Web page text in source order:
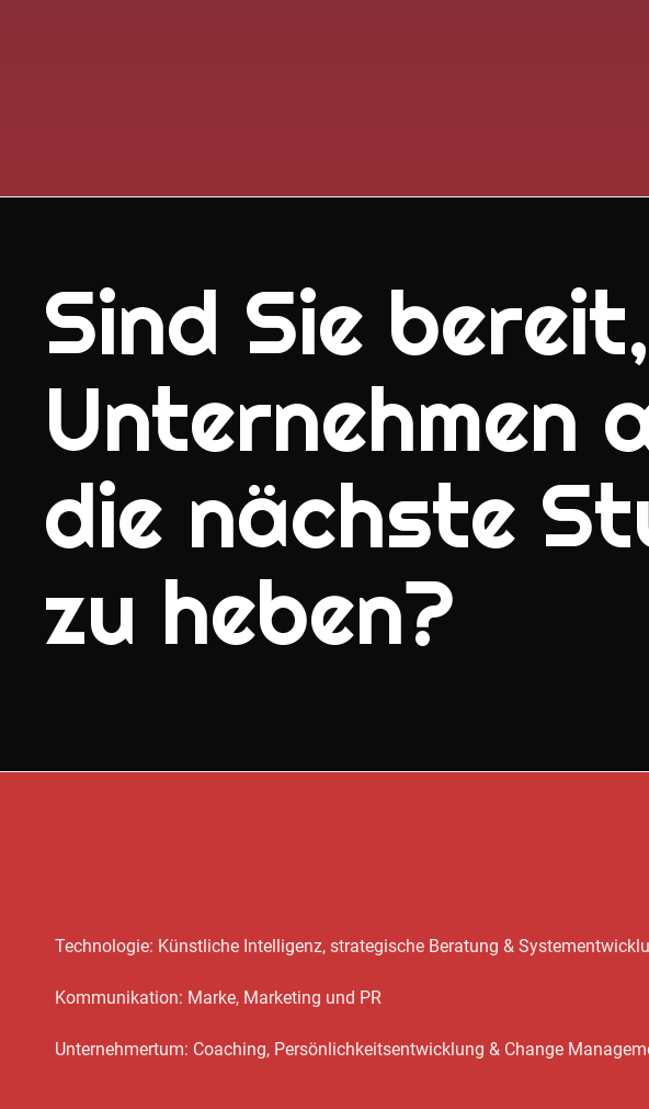
Sind Sie
Unternehmen
die nächste
zu heben?
Technologie: Künstliche Intelligenz, strategische Beratung &
Kommunikation: Marke, Marketing und PR
Unternehmertum: Coaching, Persönlichkeitsentwicklung & Change